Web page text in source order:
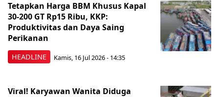
HEADLINE
Tetapkan Harga BBM Khusus Kapal
30-200 GT Rp15 Ribu, KKP:
Produktivitas dan Daya Saing
Perikanan
Kamis, 16 Jul 2026 - 14:35
Viral! Karyawan Wanita Diduga